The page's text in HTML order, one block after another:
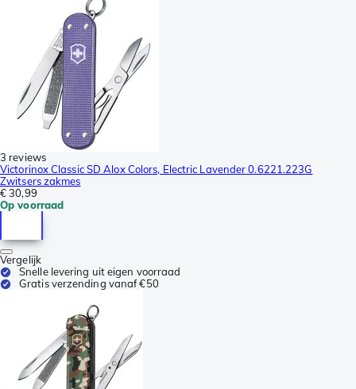
3 reviews
Victorinox Classic SD Alox Colors, Electric Lavender 0.6221.223G
Zwitsers zakmes
€ 30,99
Op voorraad
Vergelijk
Snelle levering uit eigen voorraad
Gratis verzending vanaf €50